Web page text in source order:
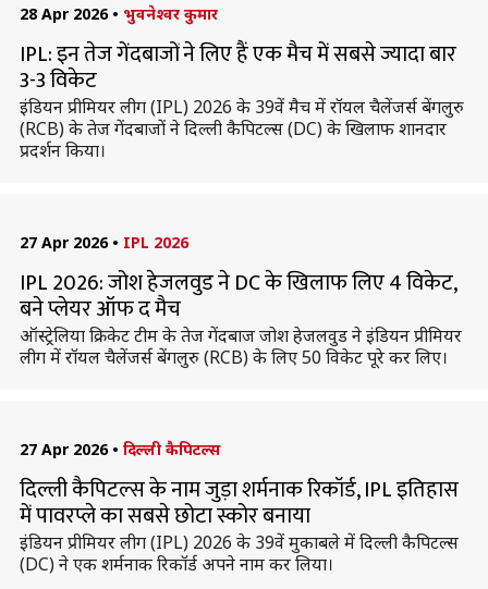
28 Apr 2026 • भुवनेश्वर कुमार
IPL: इन तेज गेंदबाजों ने लिए हैं एक मैच में सबसे ज्यादा बार
3-3 विकेट
इंडियन प्रीमियर लीग (IPL) 2026 के 39वें मैच में रॉयल चैलेंजर्स बेंगलुरु
(RCB) के तेज गेंदबाजों ने दिल्ली कैपिटल्स (DC) के खिलाफ शानदार
प्रदर्शन किया।
27 Apr 2026 • IPL 2026
IPL 2026: जोश हेजलवुड ने DC के खिलाफ लिए 4 विकेट,
बने प्लेयर ऑफ द मैच
ऑस्ट्रेलिया क्रिकेट टीम के तेज गेंदबाज जोश हेजलवुड ने इंडियन प्रीमियर
लीग में रॉयल चैलेंजर्स बेंगलुरु (RCB) के लिए 50 विकेट पूरे कर लिए।
27 Apr 2026 • दिल्ली कैपिटल्स
दिल्ली कैपिटल्स के नाम जुड़ा शर्मनाक रिकॉर्ड, IPL इतिहास
में पावरप्ले का सबसे छोटा स्कोर बनाया
इंडियन प्रीमियर लीग (IPL) 2026 के 39वें मुकाबले में दिल्ली कैपिटल्स
(DC) ने एक शर्मनाक रिकॉर्ड अपने नाम कर लिया।